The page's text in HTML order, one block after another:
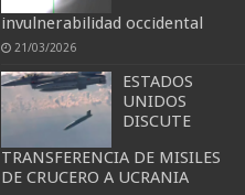
invulnerabilidad occidental
21/03/2026
ESTADOS
UNIDOS
DISCUTE
TRANSFERENCIA DE MISILES
DE CRUCERO A UCRANIA